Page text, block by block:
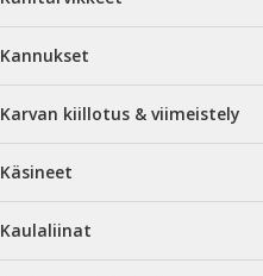
Kannukset
Karvan kiillotus & viimeistely
Käsineet
Kaulaliinat